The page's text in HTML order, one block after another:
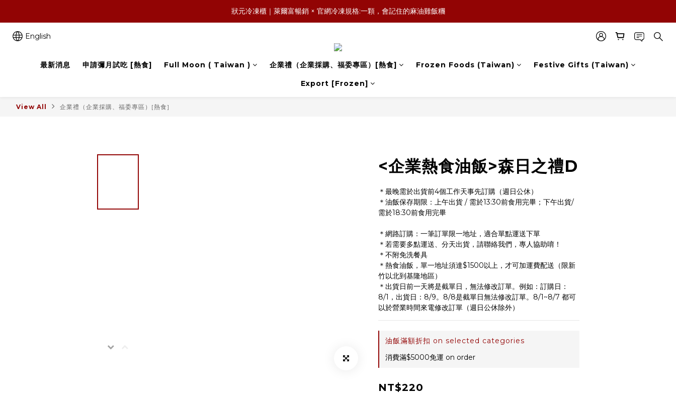
森日之禮｜職場賀禮的質感新選擇，傳承好味道，也送出祝福與人情味
狀元冷凍櫃｜萊爾富暢銷 × 官網冷凍規格:一顆，會記住的麻油雞飯糰
English
最新消息 申請彌月試吃 [熱食] Full Moon ( Taiwan ) 企業禮（企業採購、福委專區）[熱食] Frozen Foods (Taiwan) Festive Gifts (Taiwan)
Export [Frozen]
View All 企業禮（企業採購、福委專區）[熱食]
<企業熱食油飯>森日之禮D
＊最晚需於出貨前4個工作天事先訂購（週日公休）
＊油飯保存期限：上午出貨 / 需於13:30前食用完畢；下午出貨/
需於18:30前食用完畢
＊網路訂購：一筆訂單限一地址，適合單點運送下單
＊若需要多點運送、分天出貨，請聯絡我們，專人協助唷！
＊不附免洗餐具
＊熱食油飯，單一地址須達$1500以上，才可加運費配送（限新
竹以北到基隆地區）
＊出貨日前一天將是截單日，無法修改訂單。例如：訂購日：
8/1，出貨日：8/9。8/8是截單日無法修改訂單。8/1~8/7 都可
以於營業時間來電修改訂單（週日公休除外）
油飯滿額折扣 on selected categories
消費滿$5000免運 on order
NT$220